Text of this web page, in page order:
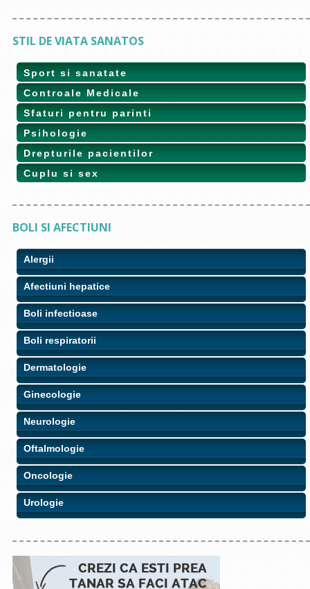
STIL DE VIATA SANATOS
Sport si sanatate
Controale Medicale
Sfaturi pentru parinti
Psihologie
Drepturile pacientilor
Cuplu si sex
BOLI SI AFECTIUNI
Alergii
Afectiuni hepatice
Boli infectioase
Boli respiratorii
Dermatologie
Ginecologie
Neurologie
Oftalmologie
Oncologie
Urologie